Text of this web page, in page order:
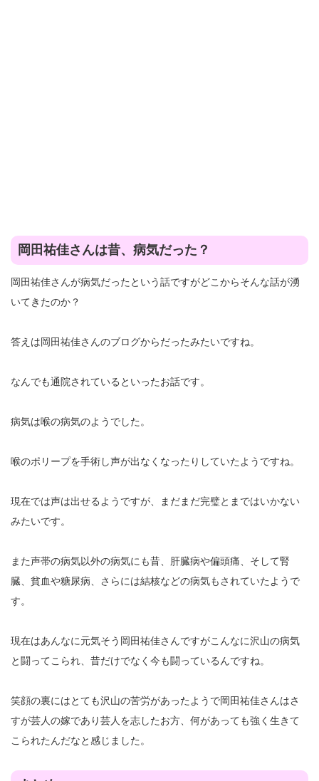
岡田祐佳さんは昔、病気だった？
岡田祐佳さんが病気だったという話ですがどこからそんな話が湧
いてきたのか？
答えは岡田祐佳さんのブログからだったみたいですね。
なんでも通院されているといったお話です。
病気は喉の病気のようでした。
喉のポリープを手術し声が出なくなったりしていたようですね。
現在では声は出せるようですが、まだまだ完璧とまではいかない
みたいです。
また声帯の病気以外の病気にも昔、肝臓病や偏頭痛、そして腎
臓、貧血や糖尿病、さらには結核などの病気もされていたようで
す。
現在はあんなに元気そう岡田祐佳さんですがこんなに沢山の病気
と闘ってこられ、昔だけでなく今も闘っているんですね。
笑顔の裏にはとても沢山の苦労があったようで岡田祐佳さんはさ
すが芸人の嫁であり芸人を志したお方、何があっても強く生きて
こられたんだなと感じました。